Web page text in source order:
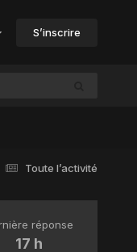
S’inscrire
Toute l’activité
réponse
17 h